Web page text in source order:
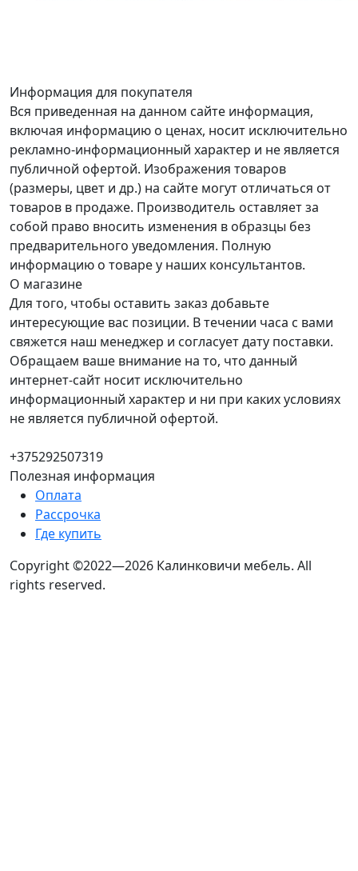
Информация для покупателя
Вся приведенная на данном сайте информация,
включая информацию о ценах, носит исключительно
рекламно-информационный характер и не является
публичной офертой. Изображения товаров
(размеры, цвет и др.) на сайте могут отличаться от
товаров в продаже. Производитель оставляет за
собой право вносить изменения в образцы без
предварительного уведомления. Полную
информацию о товаре у наших консультантов.
О магазине
Для того, чтобы оставить заказ добавьте
интересующие вас позиции. В течении часа с вами
свяжется наш менеджер и согласует дату поставки.
Обращаем ваше внимание на то, что данный
интернет-сайт носит исключительно
информационный характер и ни при каких условиях
не является публичной офертой.
+375292507319
Полезная информация
Оплата
Рассрочка
Где купить
Copyright ©2022—2026 Калинковичи мебель. All
rights reserved.